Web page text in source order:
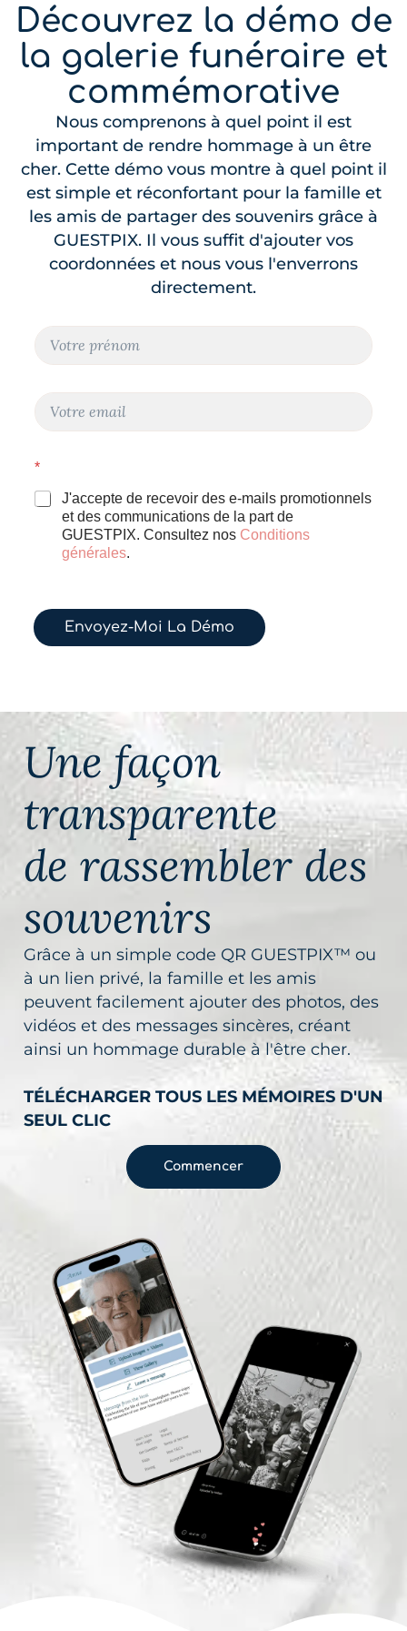
Découvrez la démo de
la galerie funéraire et
commémorative
Nous comprenons à quel point il est
important de rendre hommage à un être
cher. Cette démo vous montre à quel point il
est simple et réconfortant pour la famille et
les amis de partager des souvenirs grâce à
GUESTPIX. Il vous suffit d'ajouter vos
coordonnées et nous vous l'enverrons
directement.
N
o
m
C
o
r
e
o
m
d
a
i
l
*
J'accepte de recevoir des e-mails promotionnels
et des communications de la part de
GUESTPIX. Consultez nos Conditions
générales.
Envoyez-Moi La Démo
Une façon
transparente
de rassembler des
souvenirs
Grâce à un simple code QR GUESTPIX™ ou
à un lien privé, la famille et les amis
peuvent facilement ajouter des photos, des
vidéos et des messages sincères, créant
ainsi un hommage durable à l'être cher.
TÉLÉCHARGER TOUS LES MÉMOIRES D'UN
SEUL CLIC
Commencer